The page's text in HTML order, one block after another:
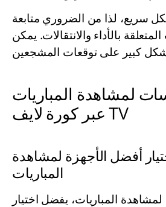
سريع، لذا من الضروري متابعة
بالأداء والانتقالات. يمكن
لمشاهدة المباريات
عبر كورة لايف TV
أفضل الأجهزة لمشاهدة
المباريات
لمشاهدة المباريات، يفضل اختيار